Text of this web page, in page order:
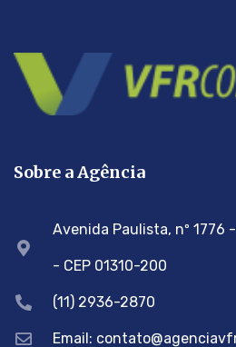
Sobre a Agência
Avenida Paulista, nº 1776
- CEP 01310-200
(11) 2936-2870
Email: